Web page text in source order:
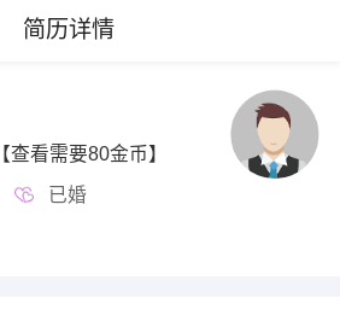
简历详情
【查看需要80金币】
已婚